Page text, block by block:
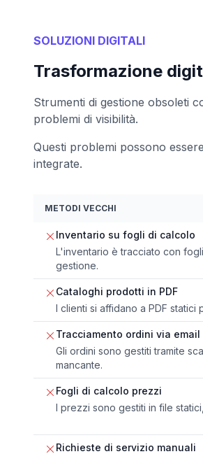
SOLUZIONI DIGITALI
Trasformazione
Strumenti di gestione obsoleti
problemi di visibilità.
Questi problemi possono
integrate.
METODI VECCHI
Inventario su fogli di calcolo
L'inventario è tracciato con
gestione.
Cataloghi prodotti in PDF
I clienti si affidano a PDF
Tracciamento ordini via email
Gli ordini sono gestiti tramite
mancante.
Fogli di calcolo prezzi
I prezzi sono gestiti in file
Richieste di servizio manuali